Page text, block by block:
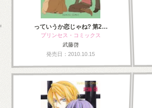
っていうか恋じゃね? 第2…
プリンセス・コミックス
武藤啓
発売日：2010.10.15